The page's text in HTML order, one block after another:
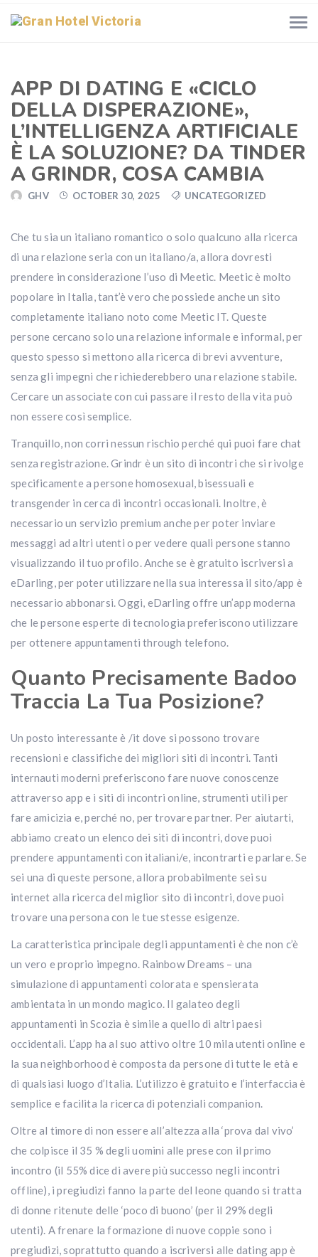
APP DI DATING E «CICLO
DELLA DISPERAZIONE»,
L’INTELLIGENZA ARTIFICIALE
È LA SOLUZIONE? DA TINDER
A GRINDR, COSA CAMBIA
GHV OCTOBER 30, 2025 UNCATEGORIZED
Che tu sia un italiano romantico o solo qualcuno alla ricerca
di una relazione seria con un italiano/a, allora dovresti
prendere in considerazione l’uso di Meetic. Meetic è molto
popolare in Italia, tant’è vero che possiede anche un sito
completamente italiano noto come Meetic IT. Queste
persone cercano solo una relazione informale e informal, per
questo spesso si mettono alla ricerca di brevi avventure,
senza gli impegni che richiederebbero una relazione stabile.
Cercare un associate con cui passare il resto della vita può
non essere così semplice.
Tranquillo, non corri nessun rischio perché qui puoi fare chat
senza registrazione. Grindr è un sito di incontri che si rivolge
specificamente a persone homosexual, bisessuali e
transgender in cerca di incontri occasionali. Inoltre, è
necessario un servizio premium anche per poter inviare
messaggi ad altri utenti o per vedere quali persone stanno
visualizzando il tuo profilo. Anche se è gratuito iscriversi a
eDarling, per poter utilizzare nella sua interessa il sito/app è
necessario abbonarsi. Oggi, eDarling offre un’app moderna
che le persone esperte di tecnologia preferiscono utilizzare
per ottenere appuntamenti through telefono.
Quanto Precisamente Badoo
Traccia La Tua Posizione?
Un posto interessante è /it dove si possono trovare
recensioni e classifiche dei migliori siti di incontri. Tanti
internauti moderni preferiscono fare nuove conoscenze
attraverso app e i siti di incontri online, strumenti utili per
fare amicizia e, perché no, per trovare partner. Per aiutarti,
abbiamo creato un elenco dei siti di incontri, dove puoi
prendere appuntamenti con italiani/e, incontrarti e parlare. Se
sei una di queste persone, allora probabilmente sei su
internet alla ricerca del miglior sito di incontri, dove puoi
trovare una persona con le tue stesse esigenze.
La caratteristica principale degli appuntamenti è che non c’è
un vero e proprio impegno. Rainbow Dreams – una
simulazione di appuntamenti colorata e spensierata
ambientata in un mondo magico. Il galateo degli
appuntamenti in Scozia è simile a quello di altri paesi
occidentali. L’app ha al suo attivo oltre 10 mila utenti online e
la sua neighborhood è composta da persone di tutte le età e
di qualsiasi luogo d’Italia. L’utilizzo è gratuito e l’interfaccia è
semplice e facilita la ricerca di potenziali companion.
Oltre al timore di non essere all’altezza alla ‘prova dal vivo’
che colpisce il 35 % degli uomini alle prese con il primo
incontro (il 55% dice di avere più successo negli incontri
offline), i pregiudizi fanno la parte del leone quando si tratta
di donne ritenute delle ‘poco di buono’ (per il 29% degli
utenti). A frenare la formazione di nuove coppie sono i
pregiudizi, soprattutto quando a iscriversi alle dating app è